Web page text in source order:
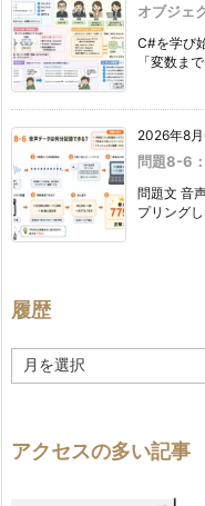
オブジェ
C#を学び
「変数ま
2026年8月
問題8-6
問題文 音
プリング
履歴
歴
アクセスの多い記事